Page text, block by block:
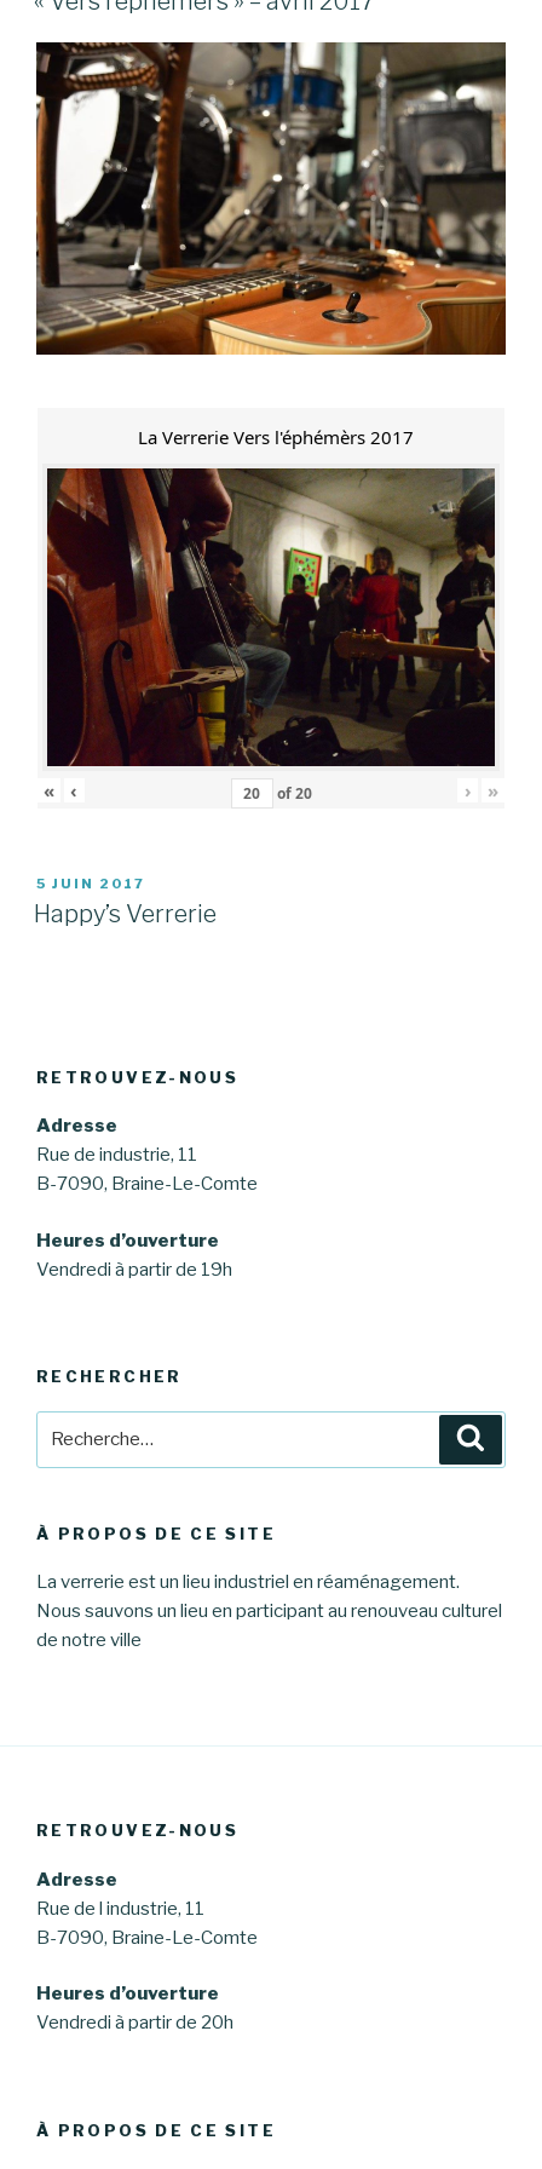
La Verrerie Vers l'éphémèrs 2017
« ‹ of20 › »
PUBLIÉ
LE
5 JUIN 2017
Happy’s Verrerie
RETROUVEZ-NOUS
Adresse
Rue de industrie, 11
B-7090, Braine-Le-Comte
Heures d’ouverture
Vendredi à partir de 19h
RECHERCHER
À PROPOS DE CE SITE
La verrerie est un lieu industriel en réaménagement.
Nous sauvons un lieu en participant au renouveau culturel
de notre ville
RETROUVEZ-NOUS
Adresse
Rue de l industrie, 11
B-7090, Braine-Le-Comte
Heures d’ouverture
Vendredi à partir de 20h
À PROPOS DE CE SITE